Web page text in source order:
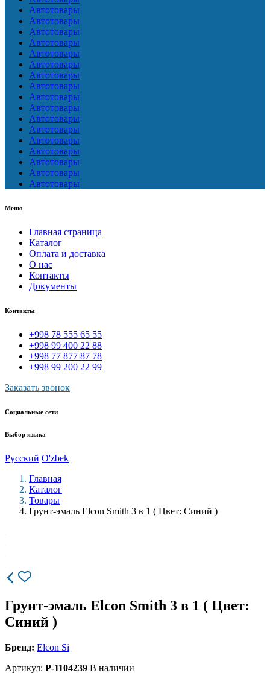
Автотовары
Автотовары
Автотовары
Автотовары
Автотовары
Автотовары
Автотовары
Автотовары
Автотовары
Автотовары
Автотовары
Автотовары
Автотовары
Автотовары
Автотовары
Автотовары
Автотовары
Меню
Главная страница
Каталог
Оплата и доставка
О нас
Контакты
Документы
Контакты
+998 78 555 65 55
+998 99 400 22 88
+998 77 877 87 78
+998 99 200 22 99
Заказать звонок
Социальные сети
Выбор языка
Русский O'zbek
Главная
Каталог
Товары
Грунт-эмаль Elcon Smith 3 в 1 ( Цвет: Синий )
Грунт-эмаль Elcon Smith 3 в 1 ( Цвет:
Синий )
Бренд: Elcon Si
Артикул: P-1104239 В наличии